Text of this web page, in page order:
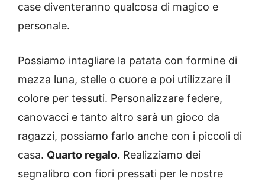
case diventeranno qualcosa di magico e
personale.
Possiamo intagliare la patata con formine di
mezza luna, stelle o cuore e poi utilizzare il
colore per tessuti. Personalizzare federe,
canovacci e tanto altro sarà un gioco da
ragazzi, possiamo farlo anche con i piccoli di
casa. Quarto regalo. Realizziamo dei
segnalibro con fiori pressati per le nostre